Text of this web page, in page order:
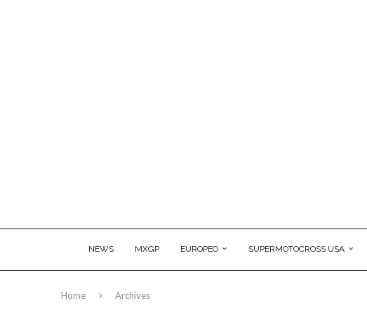
NEWS MXGP EUROPEO SUPERMOTOCROSS USA
Home Archives